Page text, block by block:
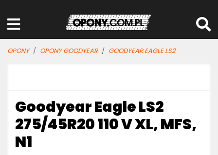
OPONY OPONY GOODYEAR GOODYEAR EAGLE LS2
Goodyear Eagle LS2
275/45R20 110 V XL, MFS,
N1